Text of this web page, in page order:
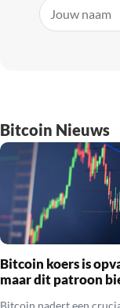
Bitcoin Nieuws
Bitcoin koers is
maar dit patroon
Bitcoin nadert een